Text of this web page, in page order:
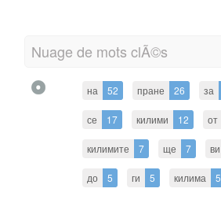
Nuage de mots clÃ©s
на 52 пране 26 за
се 17 килими 12 от
килимите 7 ще 7 ви
до 5 ги 5 килима 5